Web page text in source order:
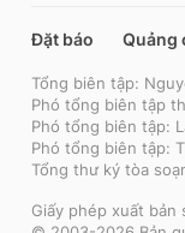
Đặt báo Quảng
Tổng biên tập:
Phó tổng biên tập
Phó tổng biên tập:
Phó tổng biên tập:
Tổng thư ký tòa
Giấy phép xuất bản